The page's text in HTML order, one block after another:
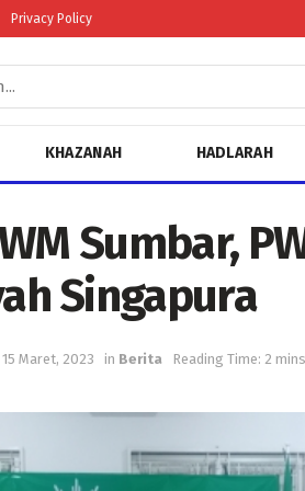
Privacy Policy
KHAZANAH HADLARAH
Sumbar,
Singapura
15 Maret, 2023 in Berita Reading Time: 2